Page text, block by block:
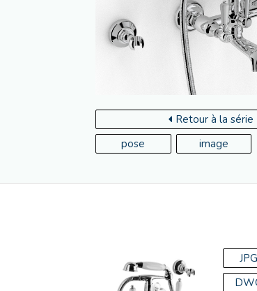
Retour à la série
pose
image
JPG